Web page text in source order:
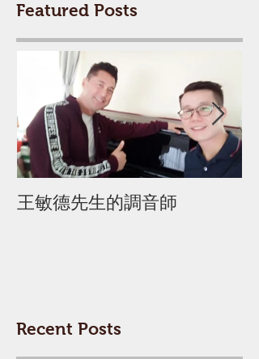
Featured Posts
王敏德先生的調音師
Recent Posts